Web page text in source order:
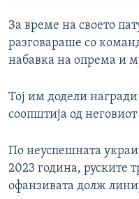
За време на своето
разговараше со
набавка на опрема и
Тој им додели
соопштија од
По неуспешната
2023 година, руските
офанзивата долж